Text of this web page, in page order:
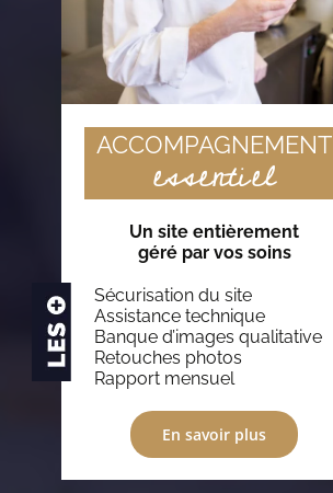
ACCOMPAGNEMENT
essentiel
Un site entièrement
géré par vos soins
Sécurisation du site
Assistance technique
Banque d’images qualitative
Retouches photos
Rapport mensuel
En savoir plus